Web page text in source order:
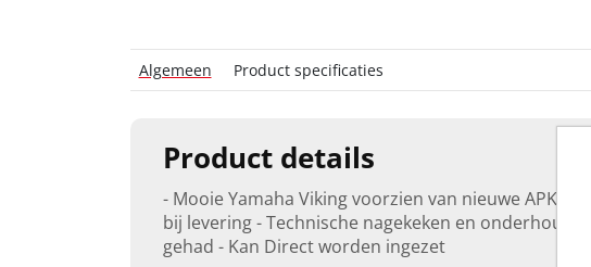
Product details
- Mooie Yamaha Viking voorzien van nieuwe APK
bij levering - Technische nagekeken en onderhoud
gehad - Kan Direct worden ingezet
Algemeen Product specificaties